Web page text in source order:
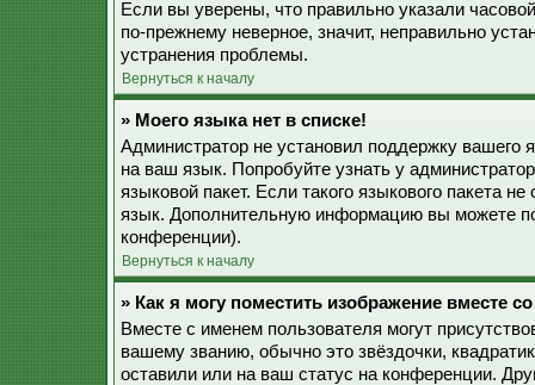
Если вы уверены, что правильно указали
по-прежнему неверное, значит, неправильно
устранения проблемы.
Вернуться к началу
» Моего языка нет в списке!
Администратор не установил поддержку вашего
на ваш язык. Попробуйте узнать у
языковой пакет. Если такого языкового пакета
язык. Дополнительную информацию вы можете
конференции).
Вернуться к началу
» Как я могу поместить изображение вместе
Вместе с именем пользователя могут
вашему званию, обычно это звёздочки,
оставили или на ваш статус на конференции.